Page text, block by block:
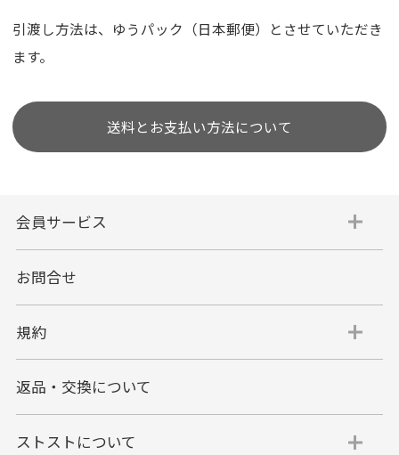
引渡し方法は、ゆうパック（日本郵便）とさせていただき
ます。
送料とお支払い方法について
会員サービス
お問合せ
規約
返品・交換について
ストストについて